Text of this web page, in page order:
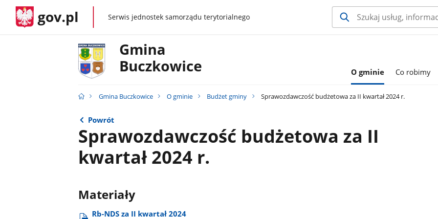
gov.pl gov.plSerwis jednostek samorządu terytorialnego
Gmina
Buczkowice
O gminie Co robimy
Gmina Buczkowice O gminie Budżet gminy Sprawozdawczość budżetowa za II kwartał 2024 r.
Powrót
Sprawozdawczość budżetowa za II
kwartał 2024 r.
Materiały
Rb-NDS za II kwartał 2024